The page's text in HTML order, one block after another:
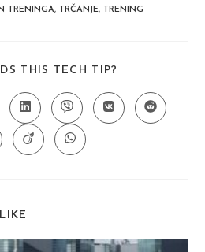
TRENINGA, TRČANJE, TRENING
THIS TECH TIP?
CONTENT
Opens
in
a
new
window
Opens
in
a
new
window
Opens
in
Opens
in
Opens
in
Opens
in